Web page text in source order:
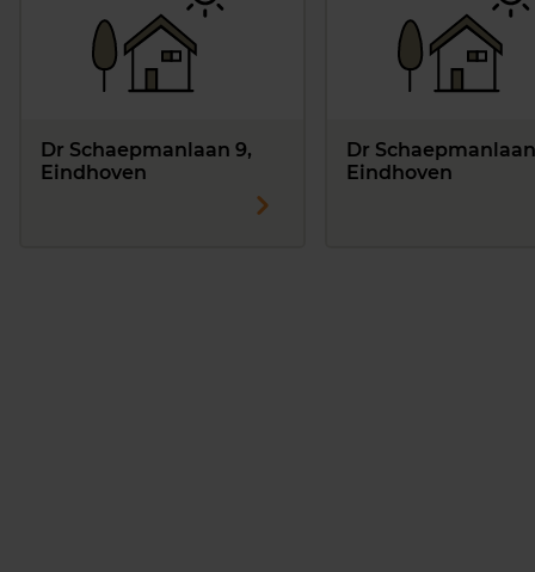
Dr Schaepmanlaan 9,
Eindhoven
Dr Schaepmanlaan
Eindhoven